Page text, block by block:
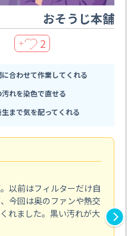
おそうじ本舗
＋ 2
合わせて作業してくれる
れを染色で直せる
まで気を配ってくれる
以前はフィルターだけ自
今回は奥のファンや熱交
れました。黒い汚れが大